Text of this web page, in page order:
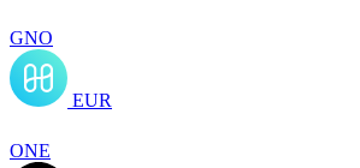
GNO
EUR
ONE